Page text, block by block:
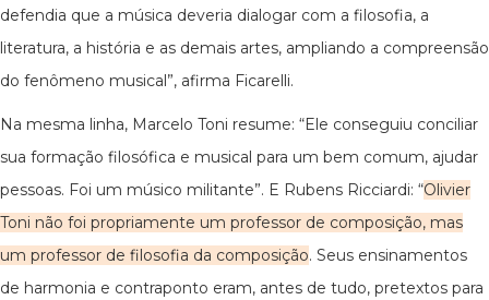
defendia que a música deveria dialogar com a filosofia, a
literatura, a história e as demais artes, ampliando a compreensão
do fenômeno musical”, afirma Ficarelli.
Na mesma linha, Marcelo Toni resume: “Ele conseguiu conciliar
sua formação filosófica e musical para um bem comum, ajudar
pessoas. Foi um músico militante”. E Rubens Ricciardi: “Olivier
Toni não foi propriamente um professor de composição, mas
um professor de filosofia da composição. Seus ensinamentos
de harmonia e contraponto eram, antes de tudo, pretextos para